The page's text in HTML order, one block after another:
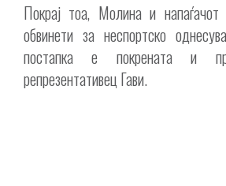
Покрај тоа, Молина и
обвинети за неспортско
постапка е покрената и
репрезентативец Гави.